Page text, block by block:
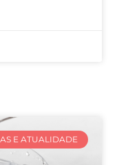
E ATUALIDADE